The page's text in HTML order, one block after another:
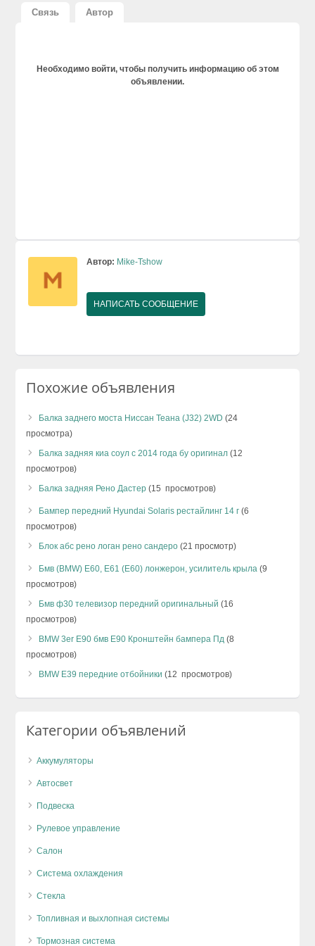
Связь Автор
Необходимо войти, чтобы получить информацию об этом
объявлении.
Автор: Mike-Tshow
НАПИСАТЬ СООБЩЕНИЕ
Похожие объявления
Балка заднего моста Ниссан Теана (J32) 2WD (24
просмотра)
Балка задняя киа соул с 2014 года бу оригинал (12
просмотров)
Балка задняя Рено Дастер (15 просмотров)
Бампер передний Hyundai Solaris рестайлинг 14 г (6
просмотров)
Блок абс рено логан рено сандеро (21 просмотр)
Бмв (BMW) Е60, Е61 (E60) лонжерон, усилитель крыла (9
просмотров)
Бмв ф30 телевизор передний оригинальный (16
просмотров)
BMW 3er E90 бмв Е90 Кронштейн бампера Пд (8
просмотров)
BMW E39 передние отбойники (12 просмотров)
Категории объявлений
Аккумуляторы
Автосвет
Подвеска
Рулевое управление
Салон
Система охлаждения
Стекла
Топливная и выхлопная системы
Тормозная система